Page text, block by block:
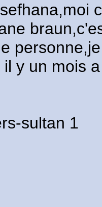
y un mois
sultan 1